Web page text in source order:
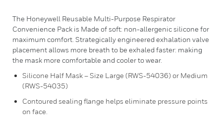
The Honeywell Reusable Multi-Purpose Respirator
Convenience Pack is Made of soft: non-allergenic silicone for
maximum comfort. Strategically engineered exhalation valve
placement allows more breath to be exhaled faster: making
the mask more comfortable and cooler to wear.
Silicone Half Mask – Size Large (RWS-54036) or Medium
(RWS-54035)
Contoured sealing flange helps eliminate pressure points
on face.